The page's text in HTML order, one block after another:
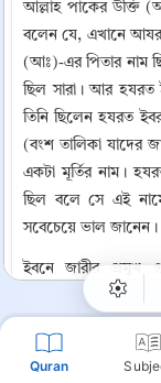
Quran
আল্লাহ পাকের উক্তি
বলেন যে, এখানে আযর
(আঃ)-এর পিতার নাম
ছিল সারা। আর হযরত
তিনি ছিলেন হযরত
(বংশ তালিকা যাদের
একটা মূর্তির নাম।
ছিল বলে সে এই
সবেচেয়ে ভাল জানেন।
ইবনে জারীর
পরিভাষায় ‘আযর'
আর’ শব্দের অর্থ
মু'তামির ইবনে
শুনেছি যে, তিনি
Copy